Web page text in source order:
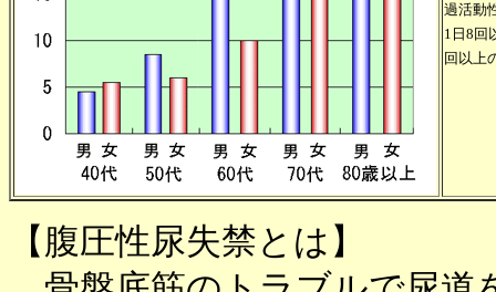
過活動
1日8回
回以上
【腹圧性尿失禁とは】